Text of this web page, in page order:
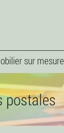
sur mesure
postales